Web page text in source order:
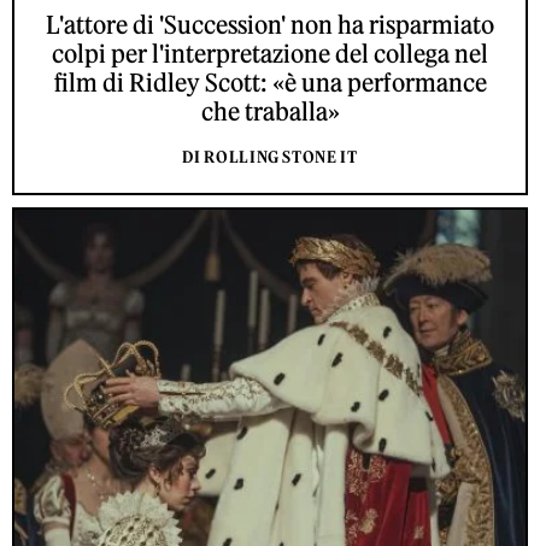
L'attore di 'Succession' non ha risparmiato
colpi per l'interpretazione del collega nel
film di Ridley Scott: «è una performance
che traballa»
DI ROLLING STONE IT